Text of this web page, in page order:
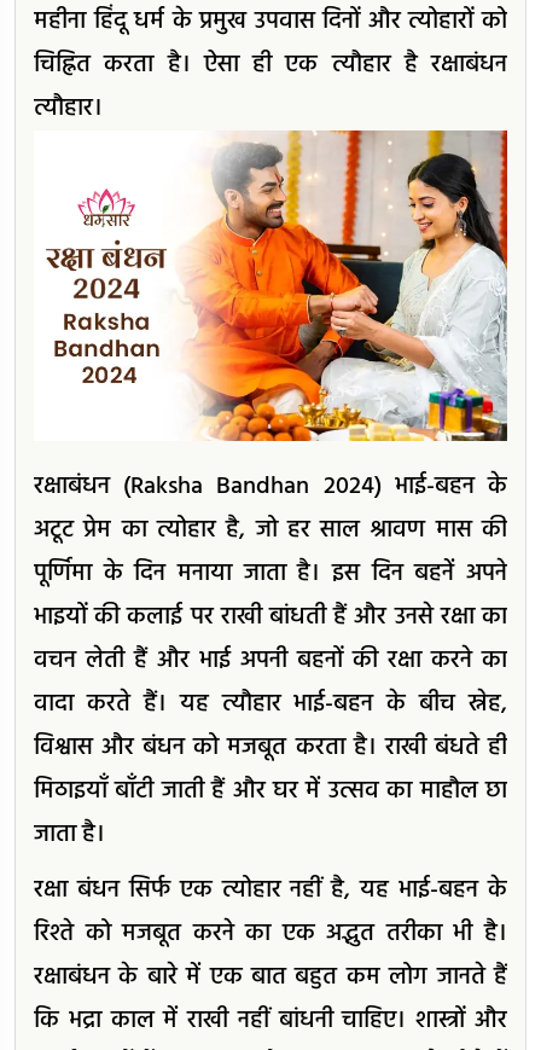
महीना हिंदू धर्म के प्रमुख उपवास दिनों और त्योहारों को
चिह्नित करता है। ऐसा ही एक त्यौहार है रक्षाबंधन
त्यौहार।
रक्षाबंधन (Raksha Bandhan 2024) भाई-बहन के
अटूट प्रेम का त्योहार है, जो हर साल श्रावण मास की
पूर्णिमा के दिन मनाया जाता है। इस दिन बहनें अपने
भाइयों की कलाई पर राखी बांधती हैं और उनसे रक्षा का
वचन लेती हैं और भाई अपनी बहनों की रक्षा करने का
वादा करते हैं। यह त्यौहार भाई-बहन के बीच स्नेह,
विश्वास और बंधन को मजबूत करता है। राखी बंधते ही
मिठाइयाँ बाँटी जाती हैं और घर में उत्सव का माहौल छा
जाता है।
रक्षा बंधन सिर्फ एक त्योहार नहीं है, यह भाई-बहन के
रिश्ते को मजबूत करने का एक अद्भुत तरीका भी है।
रक्षाबंधन के बारे में एक बात बहुत कम लोग जानते हैं
कि भद्रा काल में राखी नहीं बांधनी चाहिए। शास्त्रों और